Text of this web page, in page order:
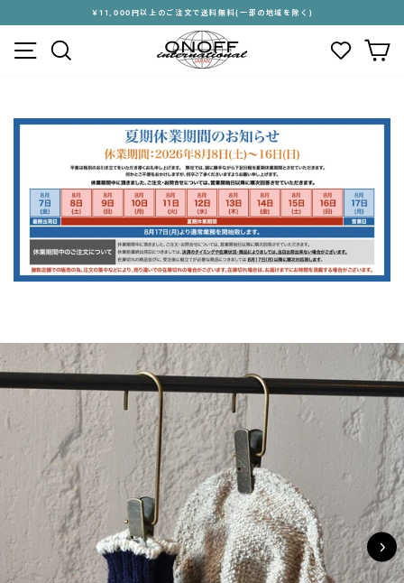
キ
ス
ラ
イ
ョ
ー
を
停
止
す
る
￥11,000円以上のご注文で送料無料(一部の地域を除く)
メニュー